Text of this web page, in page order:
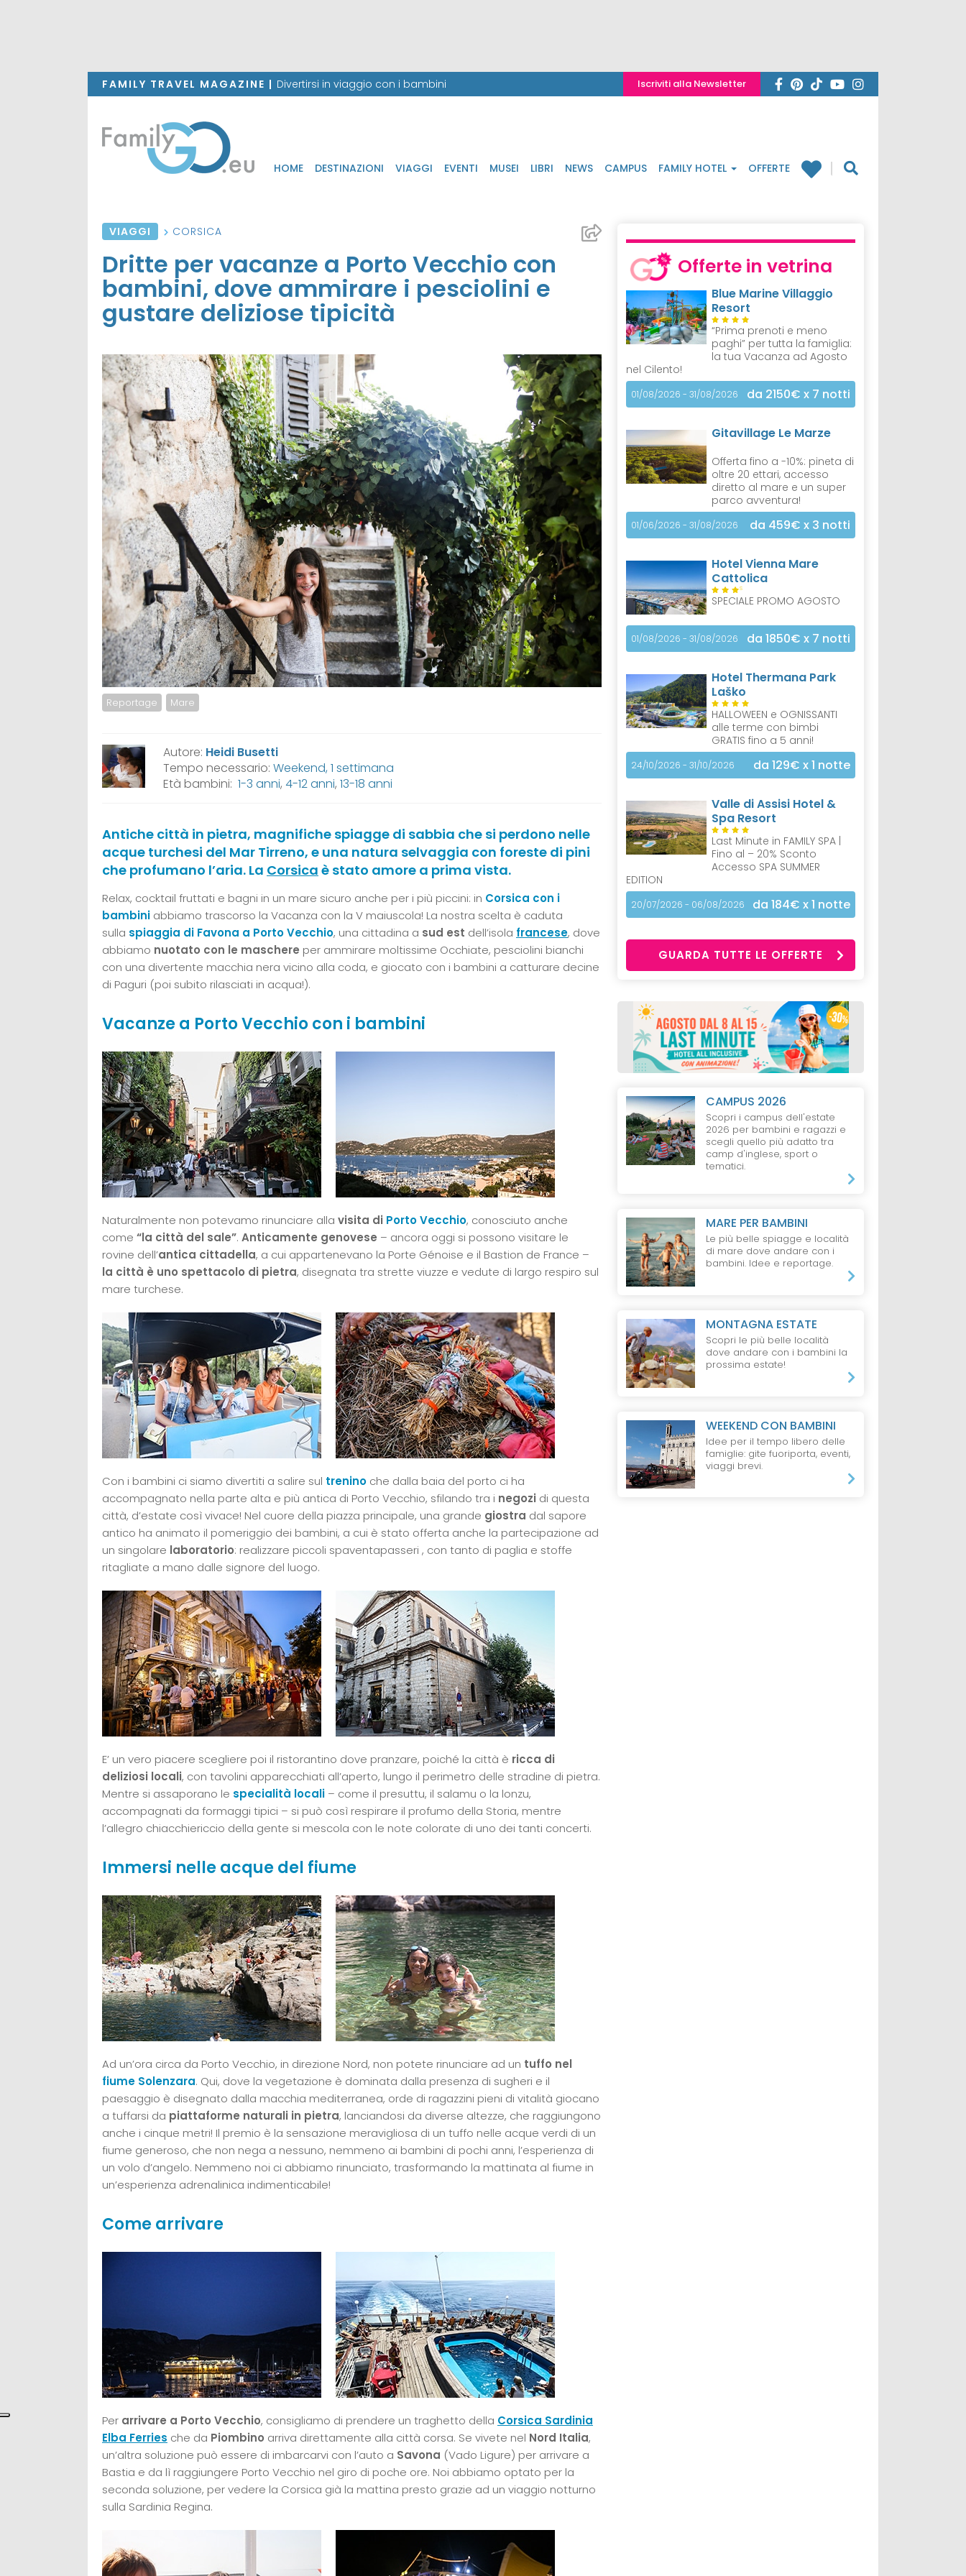
FAMILY TRAVEL MAGAZINE | Divertirsi in viaggio con i bambini Iscriviti alla Newsletter
HOME DESTINAZIONI VIAGGI EVENTI MUSEI LIBRI NEWS CAMPUS FAMILY HOTEL OFFERTE
VIAGGI CORSICA
Dritte per vacanze a Porto Vecchio con
bambini, dove ammirare i pesciolini e
gustare deliziose tipicità
Reportage Mare
Autore: Heidi Busetti
Tempo necessario: Weekend, 1 settimana
Età bambini: 1-3 anni, 4-12 anni, 13-18 anni
Antiche città in pietra, magnifiche spiagge di sabbia che si perdono nelle
acque turchesi del Mar Tirreno, e una natura selvaggia con foreste di pini
che profumano l’aria. La Corsica è stato amore a prima vista.
Relax, cocktail fruttati e bagni in un mare sicuro anche per i più piccini: in Corsica con i
bambini abbiamo trascorso la Vacanza con la V maiuscola! La nostra scelta è caduta
sulla spiaggia di Favona a Porto Vecchio, una cittadina a sud est dell’isola francese, dove
abbiamo nuotato con le maschere per ammirare moltissime Occhiate, pesciolini bianchi
con una divertente macchia nera vicino alla coda, e giocato con i bambini a catturare decine
di Paguri (poi subito rilasciati in acqua!).
Vacanze a Porto Vecchio con i bambini
Naturalmente non potevamo rinunciare alla visita di Porto Vecchio, conosciuto anche
come “la città del sale”. Anticamente genovese – ancora oggi si possono visitare le
rovine dell’antica cittadella, a cui appartenevano la Porte Génoise e il Bastion de France –
la città è uno spettacolo di pietra, disegnata tra strette viuzze e vedute di largo respiro sul
mare turchese.
Con i bambini ci siamo divertiti a salire sul trenino che dalla baia del porto ci ha
accompagnato nella parte alta e più antica di Porto Vecchio, sfilando tra i negozi di questa
città, d’estate così vivace! Nel cuore della piazza principale, una grande giostra dal sapore
antico ha animato il pomeriggio dei bambini, a cui è stato offerta anche la partecipazione ad
un singolare laboratorio: realizzare piccoli spaventapasseri , con tanto di paglia e stoffe
ritagliate a mano dalle signore del luogo.
E’ un vero piacere scegliere poi il ristorantino dove pranzare, poiché la città è ricca di
deliziosi locali, con tavolini apparecchiati all’aperto, lungo il perimetro delle stradine di pietra.
Mentre si assaporano le specialità locali – come il presuttu, il salamu o la lonzu,
accompagnati da formaggi tipici – si può così respirare il profumo della Storia, mentre
l’allegro chiacchiericcio della gente si mescola con le note colorate di uno dei tanti concerti.
Immersi nelle acque del fiume
Ad un’ora circa da Porto Vecchio, in direzione Nord, non potete rinunciare ad un tuffo nel
fiume Solenzara. Qui, dove la vegetazione è dominata dalla presenza di sugheri e il
paesaggio è disegnato dalla macchia mediterranea, orde di ragazzini pieni di vitalità giocano
a tuffarsi da piattaforme naturali in pietra, lanciandosi da diverse altezze, che raggiungono
anche i cinque metri! Il premio è la sensazione meravigliosa di un tuffo nelle acque verdi di un
fiume generoso, che non nega a nessuno, nemmeno ai bambini di pochi anni, l’esperienza di
un volo d’angelo. Nemmeno noi ci abbiamo rinunciato, trasformando la mattinata al fiume in
un’esperienza adrenalinica indimenticabile!
Come arrivare
Per arrivare a Porto Vecchio, consigliamo di prendere un traghetto della Corsica Sardinia
Elba Ferries che da Piombino arriva direttamente alla città corsa. Se vivete nel Nord Italia,
un’altra soluzione può essere di imbarcarvi con l’auto a Savona (Vado Ligure) per arrivare a
Bastia e da lì raggiungere Porto Vecchio nel giro di poche ore. Noi abbiamo optato per la
seconda soluzione, per vedere la Corsica già la mattina presto grazie ad un viaggio notturno
sulla Sardinia Regina.
Offerte in vetrina
Blue Marine Villaggio
Resort
“Prima prenoti e meno
paghi” per tutta la famiglia:
la tua Vacanza ad Agosto
nel Cilento!
01/08/2026 - 31/08/2026 da 2150€ x 7 notti
Gitavillage Le Marze
Offerta fino a -10%: pineta di
oltre 20 ettari, accesso
diretto al mare e un super
parco avventura!
01/06/2026 - 31/08/2026 da 459€ x 3 notti
Hotel Vienna Mare
Cattolica
S
SPECIALE PROMO AGOSTO
01/08/2026 - 31/08/2026 da 1850€ x 7 notti
Hotel Thermana Park
Laško
HALLOWEEN e OGNISSANTI
alle terme con bimbi
GRATIS fino a 5 anni!
24/10/2026 - 31/10/2026 da 129€ x 1 notte
Valle di Assisi Hotel &
Spa Resort
Last Minute in FAMILY SPA |
Fino al – 20% Sconto
Accesso SPA SUMMER
EDITION
20/07/2026 - 06/08/2026 da 184€ x 1 notte
GUARDA TUTTE LE OFFERTE
CAMPUS 2026
Scopri i campus dell'estate
2026 per bambini e ragazzi e
scegli quello più adatto tra
camp d'inglese, sport o
tematici.
MARE PER BAMBINI
Le più belle spiagge e località
di mare dove andare con i
bambini. Idee e reportage.
MONTAGNA ESTATE
Scopri le più belle località
dove andare con i bambini la
prossima estate!
WEEKEND CON BAMBINI
Idee per il tempo libero delle
famiglie: gite fuoriporta, eventi,
viaggi brevi.